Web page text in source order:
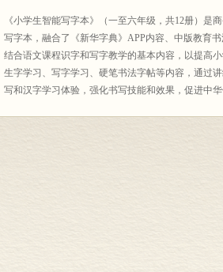
《小学生智能写字本》（一至六年级，共12册）
写字本，融合了《新华字典》APP内容、中版教育
结合语文课程识字和写字教学的基本内容，以提高
生字学习、写字学习、硬笔书法字帖等内容，通过
写和汉字学习体验，强化书写技能和效果，促进中华